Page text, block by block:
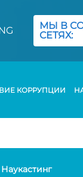
МЫ В
СЕТЯХ:
КОРРУПЦИИ
Наукастинг